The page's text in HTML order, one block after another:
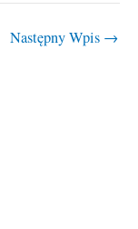
Następny Wpis →